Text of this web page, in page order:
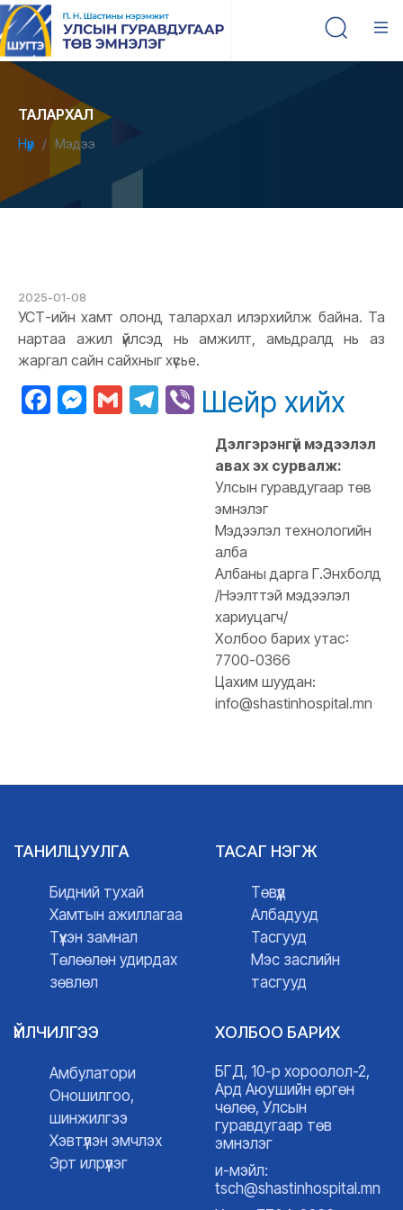
ТАЛАРХАЛ
Нүүр Мэдээ
2025-01-08
УСТ-ийн хамт олонд талархал илэрхийлж байна. Та
нартаа ажил үйлсэд нь амжилт, амьдралд нь аз
жаргал сайн сайхныг хүсье.
Facebook
Messenger
GmailTelegram
Viber
Шейр хийх
Дэлгэрэнгүй мэдээлэл
авах эх сурвалж:
Улсын гуравдугаар төв
эмнэлэг
Мэдээлэл технологийн
алба
Албаны дарга Г.Энхболд
/Нээлттэй мэдээлэл
хариуцагч/
Холбоо барих утас:
7700-0366
Цахим шуудан:
info@shastinhospital.mn
ТАНИЛЦУУЛГА
Бидний тухай
Хамтын ажиллагаа
Түүхэн замнал
Төлөөлөн удирдах
зөвлөл
ТАСАГ НЭГЖ
Төвүүд
Албадууд
Тасгууд
Мэс заслийн
тасгууд
ҮЙЛЧИЛГЭЭ
Амбулатори
Оношилгоо,
шинжилгээ
Хэвтүүлэн эмчлэх
Эрт илрүүлэг
ХОЛБОО БАРИХ
БГД, 10-р хороолол-2,
Ард Аюушийн өргөн
чөлөө, Улсын
гуравдугаар төв
эмнэлэг
и-мэйл:
tsch@shastinhospital.mn